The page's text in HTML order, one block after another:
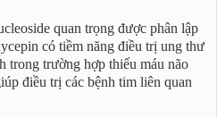
quan trọng được phân lập
có tiềm năng điều trị ung thư
trong trường hợp thiếu máu não
điều trị các bệnh tim liên quan